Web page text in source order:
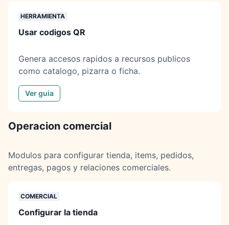
HERRAMIENTA
Usar codigos QR
Genera accesos rapidos a recursos publicos
como catalogo, pizarra o ficha.
Ver guia
Operacion comercial
Modulos para configurar tienda, items, pedidos,
entregas, pagos y relaciones comerciales.
COMERCIAL
Configurar la tienda